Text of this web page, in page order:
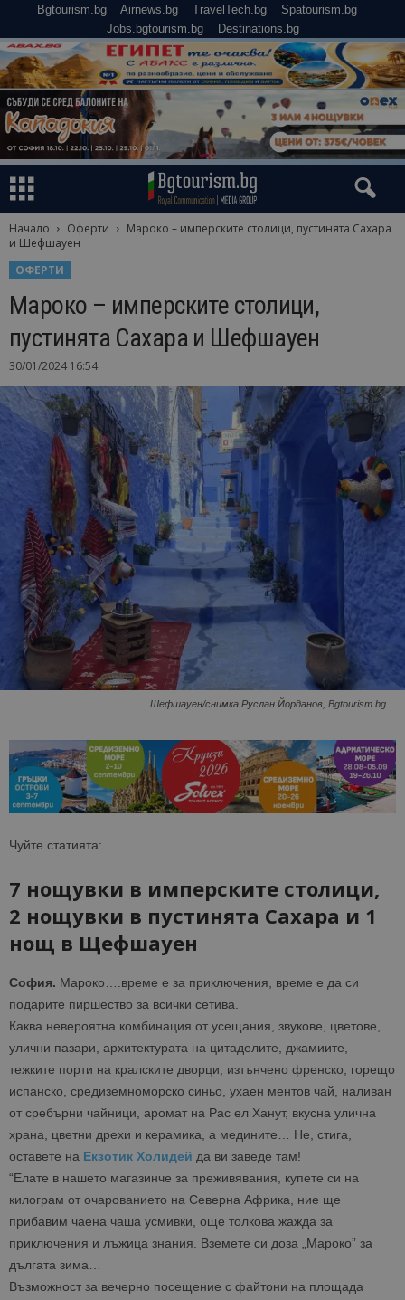
Bgtourism.bg Airnews.bg TravelTech.bg
Spatourism.bg
Jobs.bgtourism.bg
Destinations.bg
Начало Оферти
Мароко – имперските столици, пустинята Сахара
и Шефшауен
ОФЕРТИ
Мароко – имперските столици,
пустинята Сахара и Шефшауен
30/01/2024 16:54
Шефшауен/снимка Руслан Йорданов, Bgtourism.bg
Чуйте статията:
7 нощувки в имперските столици,
2 нощувки в пустинята Сахара и 1
нощ в Щефшауен
София. Мароко….време е за приключения, време е да си
подарите пиршество за всички сетива.
Каква невероятна комбинация от усещания, звукове, цветове,
улични пазари, архитектурата на цитаделите, джамиите,
тежките порти на кралските дворци, изтънчено френско, горещо
испанско, средиземноморско синьо, ухаен ментов чай, наливан
от сребърни чайници, аромат на Рас ел Ханут, вкусна улична
храна, цветни дрехи и керамика, а медините… Не, стига,
оставете на Екзотик Холидей да ви заведе там!
“Елате в нашето магазинче за преживявания, купете си на
килограм от очарованието на Северна Африка, ние ще
прибавим чаена чаша усмивки, още толкова жажда за
приключения и лъжица знания. Вземете си доза „Мароко” за
дългата зима…
Възможност за вечерно посещение с файтони на площада